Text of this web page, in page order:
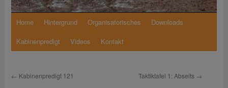
Home Hintergrund Organisatorisches
Downloads
Kabinenpredigt
Videos Kontakt
← Kabinenpredigt 121 Taktiktafel 1: Abseits →